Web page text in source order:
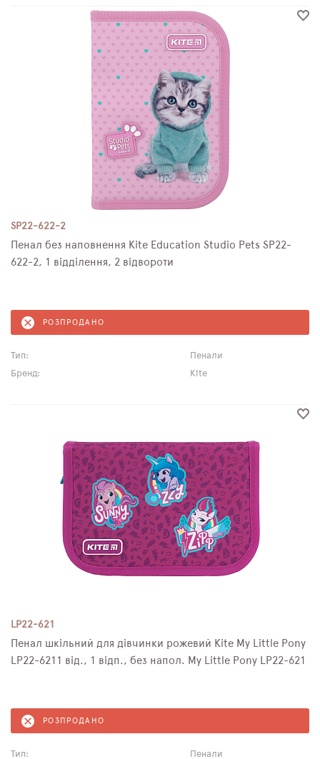
SP22-622-2
Пенал без наповнення Kite Education Studio Pets SP22-
622-2, 1 відділення, 2 відвороти
РОЗПРОДАНО
Тип:
Пенали
Бренд:
Kite
LP22-621
Пенал шкільний для дівчинки рожевий Kite My Little Pony
LP22-6211 від., 1 відп., без напол. My Little Pony LP22-621
РОЗПРОДАНО
Тип:
Пенали